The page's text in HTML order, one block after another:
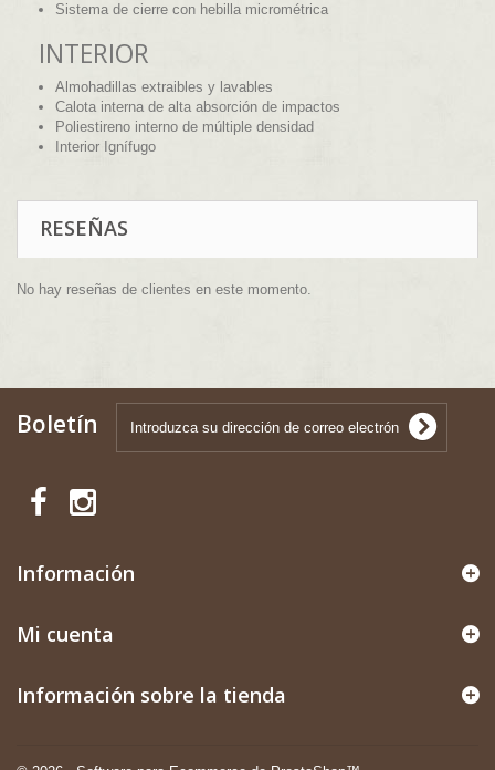
Sistema de cierre con hebilla micrométrica
INTERIOR
Almohadillas extraibles y lavables
Calota interna de alta absorción de impactos
Poliestireno interno de múltiple densidad
Interior Ignífugo
RESEÑAS
No hay reseñas de clientes en este momento.
Boletín
Información
Mi cuenta
Información sobre la tienda